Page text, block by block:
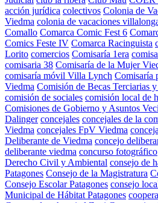
acción jurídica colectivos Colonia de
Viedma colonia de vacaciones
Comallo Comarca Comic Fest 6
Comics Feste IV Comarca Racinguista
Lorito comercios Comisaría 1era
comisaria 38 Comisaría de la Mujer
comisaría móvil Villa Lynch Comisaría
Viedma Comisión de Becas Terciarias
comisión de sociales comisión local de
Comisiones de Gobierno y Asuntos
Dalinger concejales concejales de la
Viedma concejales FpV Viedma
Deliberante de Viedma concejo
deliberante viedma concurso fotográfico
Derecho Civil y Ambiental consejo de
Patagones Consejo de la Magistratura
Consejo Escolar Patagones consejo
Municipal de Hábitat Patagones